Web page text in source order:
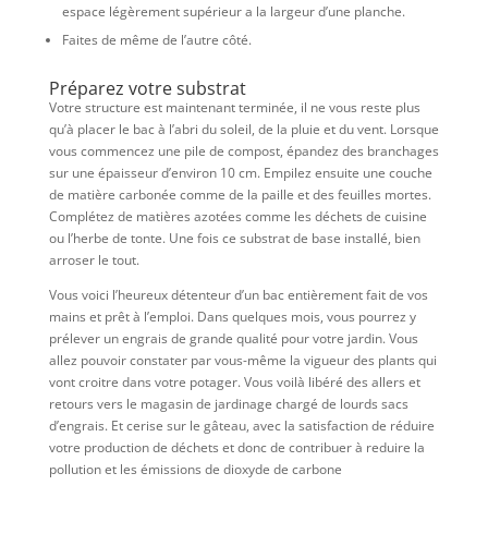
espace légèrement supérieur a la largeur d’une planche.
Faites de même de l’autre côté.
Préparez votre substrat
Votre structure est maintenant terminée, il ne vous reste plus
qu’à placer le bac à l’abri du soleil, de la pluie et du vent. Lorsque
vous commencez une pile de compost, épandez des branchages
sur une épaisseur d’environ 10 cm. Empilez ensuite une couche
de matière carbonée comme de la paille et des feuilles mortes.
Complétez de matières azotées comme les déchets de cuisine
ou l’herbe de tonte. Une fois ce substrat de base installé, bien
arroser le tout.
Vous voici l’heureux détenteur d’un bac entièrement fait de vos
mains et prêt à l’emploi. Dans quelques mois, vous pourrez y
prélever un engrais de grande qualité pour votre jardin. Vous
allez pouvoir constater par vous-même la vigueur des plants qui
vont croitre dans votre potager. Vous voilà libéré des allers et
retours vers le magasin de jardinage chargé de lourds sacs
d’engrais. Et cerise sur le gâteau, avec la satisfaction de réduire
votre production de déchets et donc de contribuer à reduire la
pollution et les émissions de dioxyde de carbone